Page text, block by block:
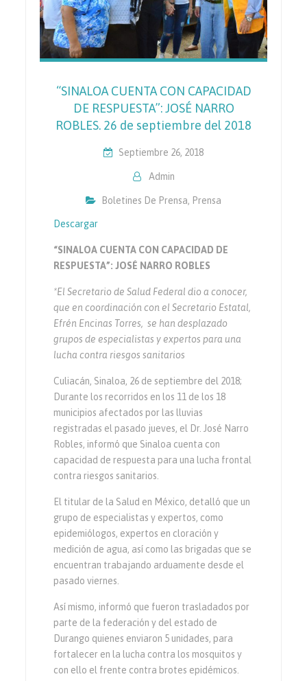
“SINALOA CUENTA CON CAPACIDAD
DE RESPUESTA”: JOSÉ NARRO
ROBLES. 26 de septiembre del 2018
Septiembre 26, 2018
Admin
Boletines De Prensa, Prensa
Descargar
“SINALOA CUENTA CON CAPACIDAD DE
RESPUESTA”: JOSÉ NARRO ROBLES
*El Secretario de Salud Federal dio a conocer,
que en coordinación con el Secretario Estatal,
Efrén Encinas Torres, se han desplazado
grupos de especialistas y expertos para una
lucha contra riesgos sanitarios
Culiacán, Sinaloa, 26 de septiembre del 2018;
Durante los recorridos en los 11 de los 18
municipios afectados por las lluvias
registradas el pasado jueves, el Dr. José Narro
Robles, informó que Sinaloa cuenta con
capacidad de respuesta para una lucha frontal
contra riesgos sanitarios.
El titular de la Salud en México, detalló que un
grupo de especialistas y expertos, como
epidemiólogos, expertos en cloración y
medición de agua, así como las brigadas que se
encuentran trabajando arduamente desde el
pasado viernes.
Así mismo, informó que fueron trasladados por
parte de la federación y del estado de
Durango quienes enviaron 5 unidades, para
fortalecer en la lucha contra los mosquitos y
con ello el frente contra brotes epidémicos.